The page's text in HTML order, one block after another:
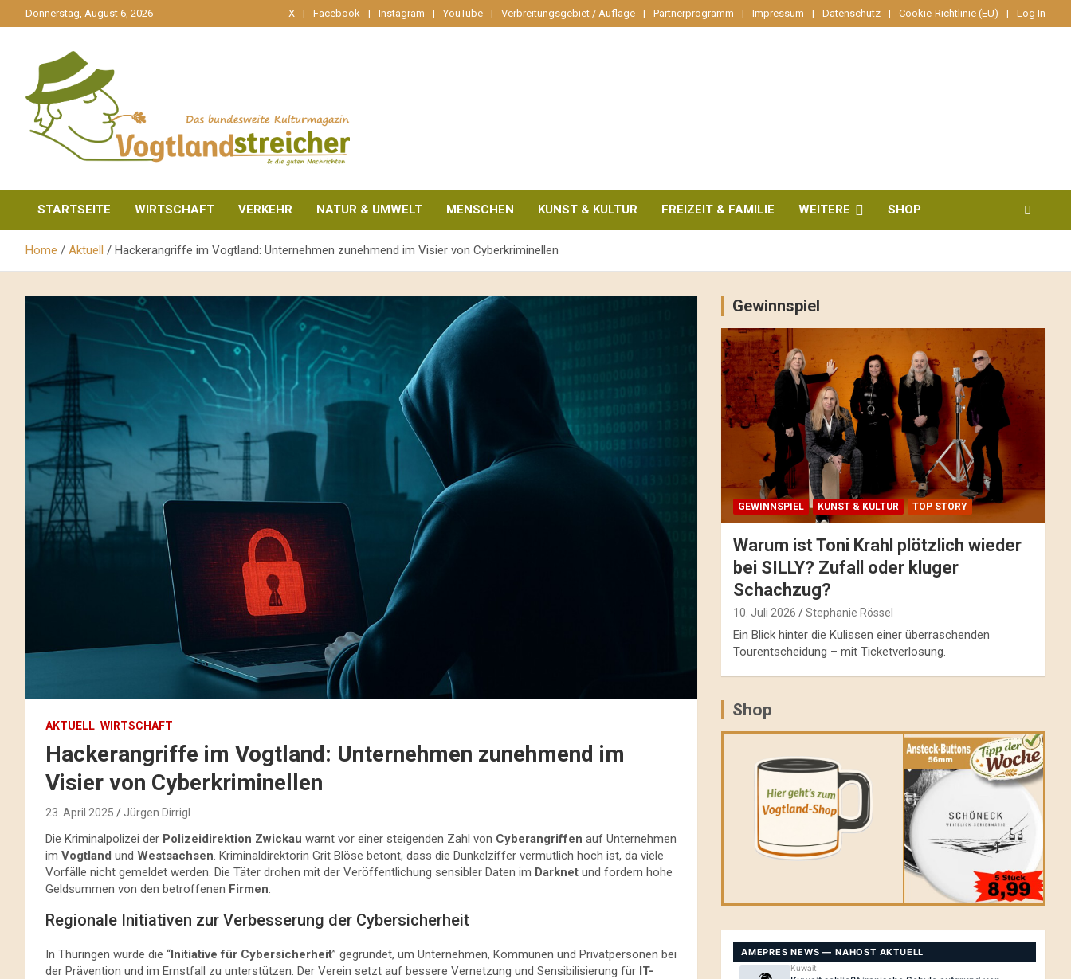
zum
Donnerstag, August 6, 2026 X Facebook Instagram YouTube Verbreitungsgebiet / Auflage Partnerprogramm Impressum Datenschutz Cookie-Richtlinie (EU) Log In
Vogtlandstreicher
STARTSEITE WIRTSCHAFT VERKEHR NATUR & UMWELT MENSCHEN KUNST & KULTUR FREIZEIT & FAMILIE WEITERE SHOP
Home Aktuell Hackerangriffe im Vogtland: Unternehmen zunehmend im Visier von Cyberkriminellen
AKTUELL WIRTSCHAFT
Hackerangriffe im Vogtland: Unternehmen zunehmend im
Visier von Cyberkriminellen
23. April 2025 Jürgen Dirrigl
Die Kriminalpolizei der Polizeidirektion Zwickau warnt vor einer steigenden Zahl von Cyberangriffen auf Unternehmen
im Vogtland und Westsachsen . Kriminaldirektorin Grit Blöse betont, dass die Dunkelziffer vermutlich hoch ist, da viele
Vorfälle nicht gemeldet werden. Die Täter drohen mit der Veröffentlichung sensibler Daten im Darknet und fordern hohe
Geldsummen von den betroffenen Firmen
Regionale Initiativen zur Verbesserung der Cybersicherheit
In Thüringen wurde die “Initiative für Cybersicherheit” gegründet, um Unternehmen, Kommunen und Privatpersonen bei
der Prävention und im Ernstfall zu unterstützen. Der Verein setzt auf bessere Vernetzung und Sensibilisierung für IT-
Gewinnspiel
GEWINNSPIEL KUNST & KULTUR TOP STORY
Warum ist Toni Krahl plötzlich wieder
bei SILLY? Zufall oder kluger
Schachzug?
10. Juli 2026 Stephanie Rössel
Ein Blick hinter die Kulissen einer überraschenden
Tourentscheidung – mit Ticketverlosung.
Shop